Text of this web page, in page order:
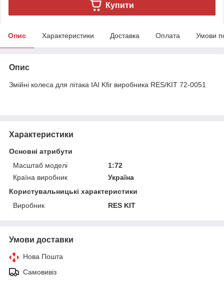
Купити
Опис Характеристики Доставка Оплата Умови
Опис
Змійні колеса для літака IAI Kfir виробника RES/KIT 72-0051
Характеристики
Основні атрибути
Масштаб моделі
1:72
Країна виробник
Україна
Користувальницькі характеристики
Виробник
RES KIT
Умови доставки
Нова Пошта
Самовивіз